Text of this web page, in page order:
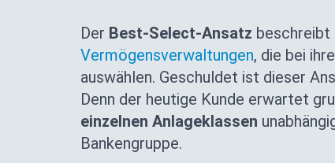
Der Best-Select-Ansatz beschreibt
Vermögensverwaltungen, die bei
auswählen. Geschuldet ist dieser
Denn der heutige Kunde erwartet
einzelnen Anlageklassen
Bankengruppe.